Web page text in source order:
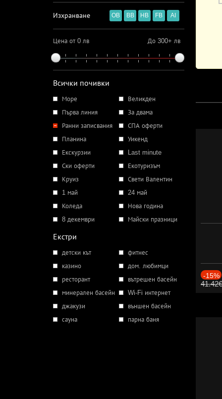
Изхранване OB BB HB FB AI
Цена от 0 лв До 300+ лв
Всички почивки
Море
Великден
Първа линия
За двама
Ранни записвания
СПА оферти
Планина
Уикенд
Екскурзии
Last minute
Ски оферти
Екотуризъм
Круиз
Свети Валентин
1 май
24 май
Коледа
Нова година
8 декември
Майски празници
Екстри
детски кът
фитнес
казино
дом. любимци
ресторант
вътрешен басейн
минерален басейн
Wi-Fi интернет
джакузи
външен басейн
сауна
парна баня
-15%
41.42€